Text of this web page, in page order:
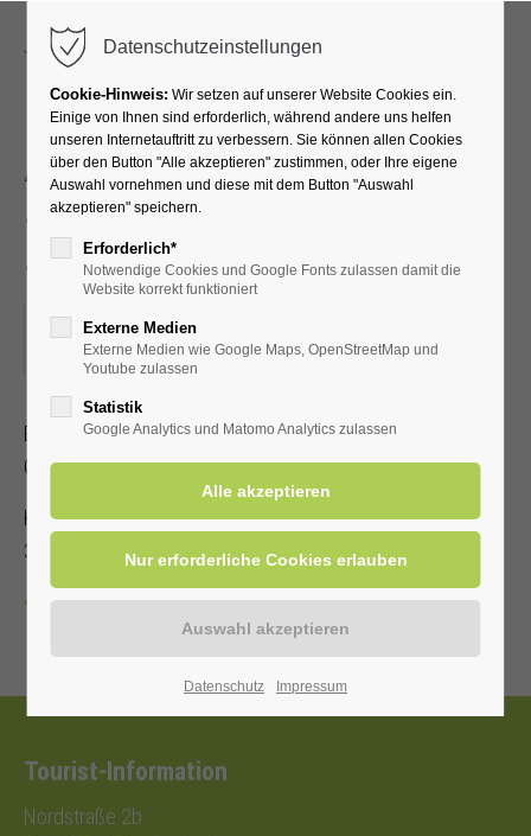
Akupressur –
Selbstbehandlung bei
Schmerzen
21.03.2023, 15:30–16:30
ORT: TREFFPUNKT VOR DER KURHALLE
Erlernen Sie die Selbstakupressur zur Linderung von Kopf-,
Gelenk- und Muskelschmerzen
Kostenbeitrag mit gültiger Kur-/Einwohnerkarte 2,- €, ohne
3,- €.
Zurück
Tourist-Information
Nordstraße 2b
Datenschutzeinstellungen
Cookie-Hinweis: Wir setzen auf unserer Website Cookies ein.
Einige von Ihnen sind erforderlich, während andere uns helfen
unseren Internetauftritt zu verbessern. Sie können allen Cookies
über den Button "Alle akzeptieren" zustimmen, oder Ihre eigene
Auswahl vornehmen und diese mit dem Button "Auswahl
akzeptieren" speichern.
Erforderlich*
Notwendige Cookies und Google Fonts zulassen damit die
Website korrekt funktioniert
Externe Medien
Externe Medien wie Google Maps, OpenStreetMap und
Youtube zulassen
Statistik
Google Analytics und Matomo Analytics zulassen
Datenschutz Impressum